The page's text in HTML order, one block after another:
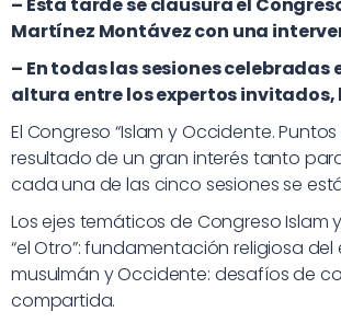
Martínez Montávez con una
– En todas las sesiones
altura entre los expertos invitados,
El Congreso “Islam y Occidente.
resultado de un gran interés tanto
cada una de las cinco sesiones se
Los ejes temáticos de Congreso
“el Otro”: fundamentación religiosa
musulmán y Occidente: desafíos de
compartida.